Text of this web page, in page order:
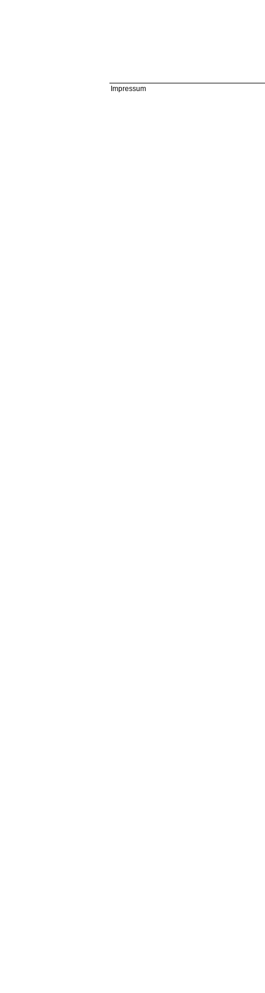
Impressum